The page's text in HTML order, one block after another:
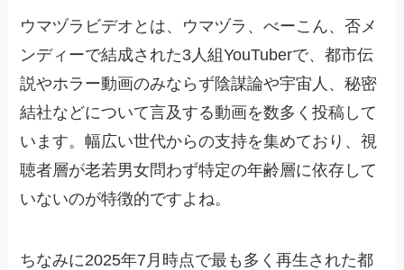
ウマヅラビデオとは、ウマヅラ、べーこん、否メ
ンディーで結成された3人組YouTuberで、都市伝
説やホラー動画のみならず陰謀論や宇宙人、秘密
結社などについて言及する動画を数多く投稿して
います。幅広い世代からの支持を集めており、視
聴者層が老若男女問わず特定の年齢層に依存して
いないのが特徴的ですよね。
ちなみに2025年7月時点で最も多く再生された都